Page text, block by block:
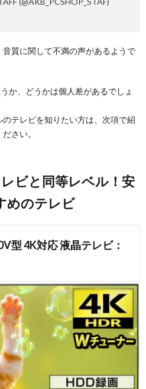
質に関して不満の声があるようで
か、どうかは個人差があるでしょ
テレビを知りたい方は、次項で紹
さい。
ビと同等レベル！安
めのテレビ
型 4K対応 液晶テレビ：